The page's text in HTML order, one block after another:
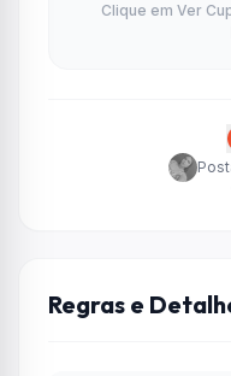
Clique em Ver
Regras e